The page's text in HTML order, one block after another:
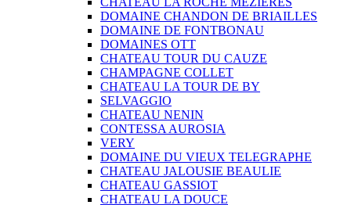
DOMAINE CHANDON DE BRIAILLES
DOMAINE DE FONTBONAU
DOMAINES OTT
CHATEAU TOUR DU CAUZE
CHAMPAGNE COLLET
CHATEAU LA TOUR DE BY
SELVAGGIO
CHATEAU NENIN
CONTESSA AUROSIA
VERY
DOMAINE DU VIEUX TELEGRAPHE
CHATEAU JALOUSIE BEAULIE
CHATEAU GASSIOT
CHATEAU LA DOUCE